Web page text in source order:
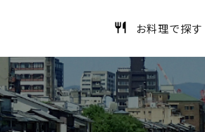
お料理で探す